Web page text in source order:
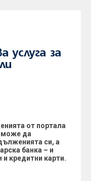
услуга за
от портала
може да
си, а
банка – и
кредитни карти.